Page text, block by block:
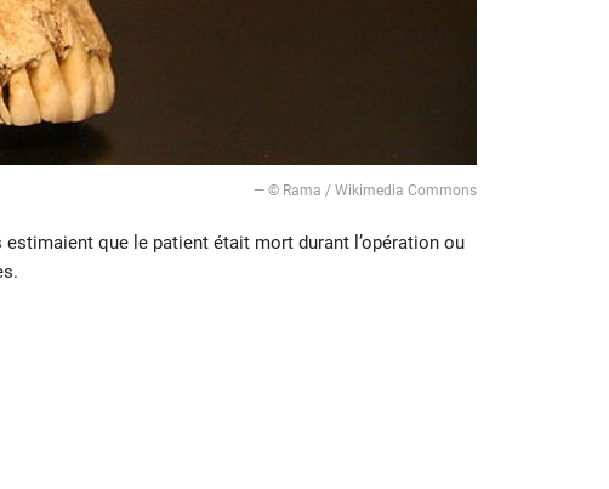
— © Rama / Wikimedia Commons
que le patient était mort durant l’opération ou